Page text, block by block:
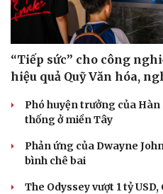
Du lịch
Săn Tour
check-in
“Tiếp sức” cho công
hiệu quả Quỹ Văn hóa,
Phó huyện trưởng của Hàn
thống ở miền Tây
Phản ứng của Dwayne
bình chê bai
The Odyssey vượt 1 tỷ